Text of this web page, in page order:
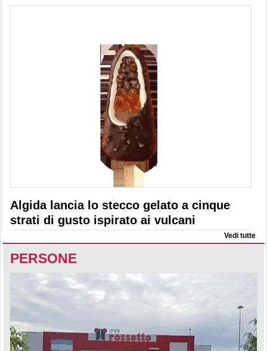
Algida lancia lo stecco gelato a cinque
strati di gusto ispirato ai vulcani
Vedi tutte
PERSONE